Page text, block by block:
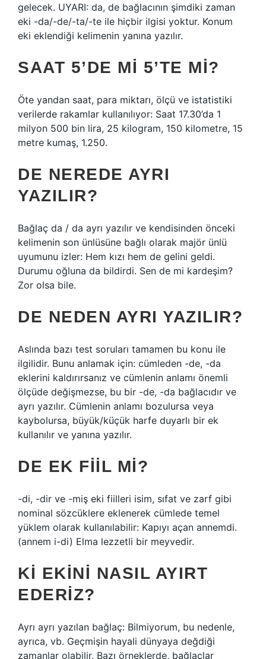
gelecek. UYARI: da, de bağlacının şimdiki zaman
eki -da/-de/-ta/-te ile hiçbir ilgisi yoktur. Konum
eki eklendiği kelimenin yanına yazılır.
SAAT 5’DE MI 5’TE MI?
Öte yandan saat, para miktarı, ölçü ve istatistiki
verilerde rakamlar kullanılıyor: Saat 17.30’da 1
milyon 500 bin lira, 25 kilogram, 150 kilometre, 15
metre kumaş, 1.250.
DE NEREDE AYRI
YAZILIR?
Bağlaç da / da ayrı yazılır ve kendisinden önceki
kelimenin son ünlüsüne bağlı olarak majör ünlü
uyumunu izler: Hem kızı hem de gelini geldi.
Durumu oğluna da bildirdi. Sen de mi kardeşim?
Zor olsa bile.
DE NEDEN AYRI YAZILIR?
Aslında bazı test soruları tamamen bu konu ile
ilgilidir. Bunu anlamak için: cümleden -de, -da
eklerini kaldırırsanız ve cümlenin anlamı önemli
ölçüde değişmezse, bu bir -de, -da bağlacıdır ve
ayrı yazılır. Cümlenin anlamı bozulursa veya
kaybolursa, büyük/küçük harfe duyarlı bir ek
kullanılır ve yanına yazılır.
DE EK FIIL MI?
-di, -dir ve -miş eki fiilleri isim, sıfat ve zarf gibi
nominal sözcüklere eklenerek cümlede temel
yüklem olarak kullanılabilir: Kapıyı açan annemdi.
(annem i-di) Elma lezzetli bir meyvedir.
KI EKINI NASIL AYIRT
EDERIZ?
Ayrı ayrı yazılan bağlaç: Bilmiyorum, bu nedenle,
ayrıca, vb. Geçmişin hayali dünyaya değdiği
zamanlar olabilir. Bazı örneklerde, bağlaçlar